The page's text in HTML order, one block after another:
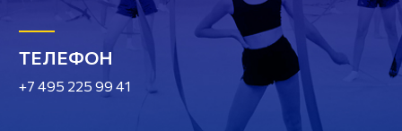
ТЕЛЕФОН
+7 495 225 99 41